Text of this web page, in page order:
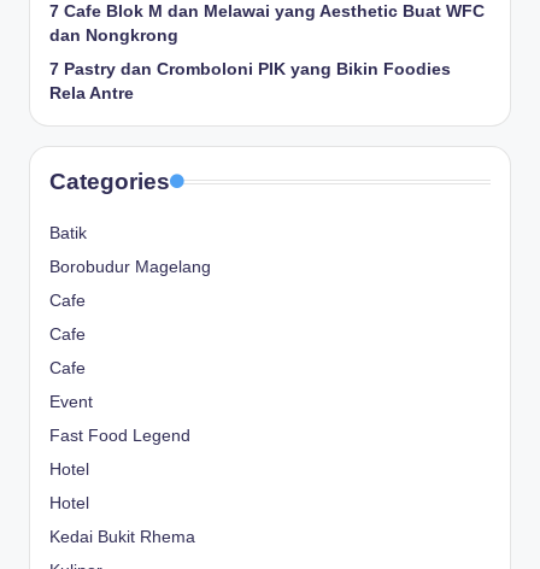
7 Cafe Blok M dan Melawai yang Aesthetic Buat WFC
dan Nongkrong
7 Pastry dan Cromboloni PIK yang Bikin Foodies
Rela Antre
Categories
Batik
Borobudur Magelang
Cafe
Cafe
Cafe
Event
Fast Food Legend
Hotel
Hotel
Kedai Bukit Rhema